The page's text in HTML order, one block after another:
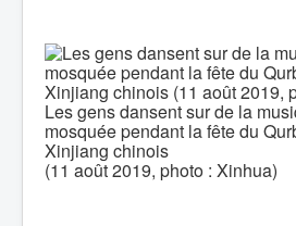
Les gens dansent sur de la
mosquée pendant la fête du
Xinjiang chinois
(11 août 2019, photo : Xinhua)